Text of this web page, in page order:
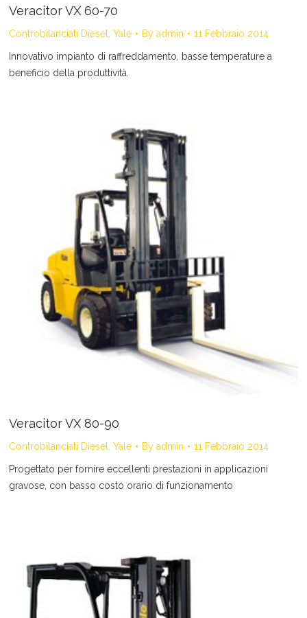
Veracitor VX 60-70
Controbilanciati Diesel Yale By admin 11 Febbraio 2014
Innovativo impianto di raffreddamento, basse temperature a
beneficio della produttività.
Veracitor VX 80-90
Controbilanciati Diesel Yale By admin 11 Febbraio 2014
Progettato per fornire eccellenti prestazioni in applicazioni
gravose, con basso costo orario di funzionamento